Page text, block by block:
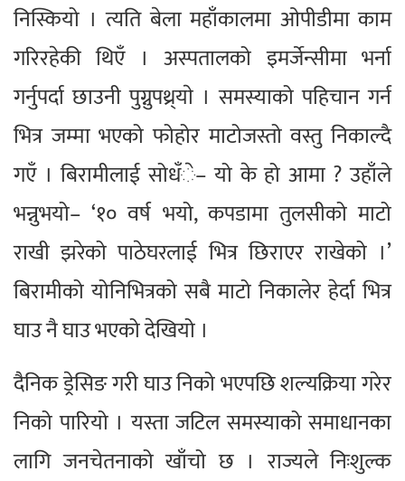
निस्कियो । त्यति बेला महाँकालमा ओपीडीमा काम
गरिरहेकी थिएँ । अस्पतालको इमर्जेन्सीमा भर्ना
गर्नुपर्दा छाउनी पुग्नुपथ्र्याे । समस्याको पहिचान गर्न
भित्र जम्मा भएको फोहोर माटोजस्तो वस्तु निकाल्दै
गएँ । बिरामीलाई सोधँे– यो के हो आमा ? उहाँले
भन्नुभयो– ‘१० वर्ष भयो, कपडामा तुलसीको माटो
राखी झरेको पाठेघरलाई भित्र छिराएर राखेको ।’
बिरामीको योनिभित्रको सबै माटो निकालेर हेर्दा भित्र
घाउ नै घाउ भएको देखियो ।
दैनिक ड्रेसिङ गरी घाउ निको भएपछि शल्यक्रिया गरेर
निको पारियो । यस्ता जटिल समस्याको समाधानका
लागि जनचेतनाको खाँचो छ । राज्यले निःशुल्क